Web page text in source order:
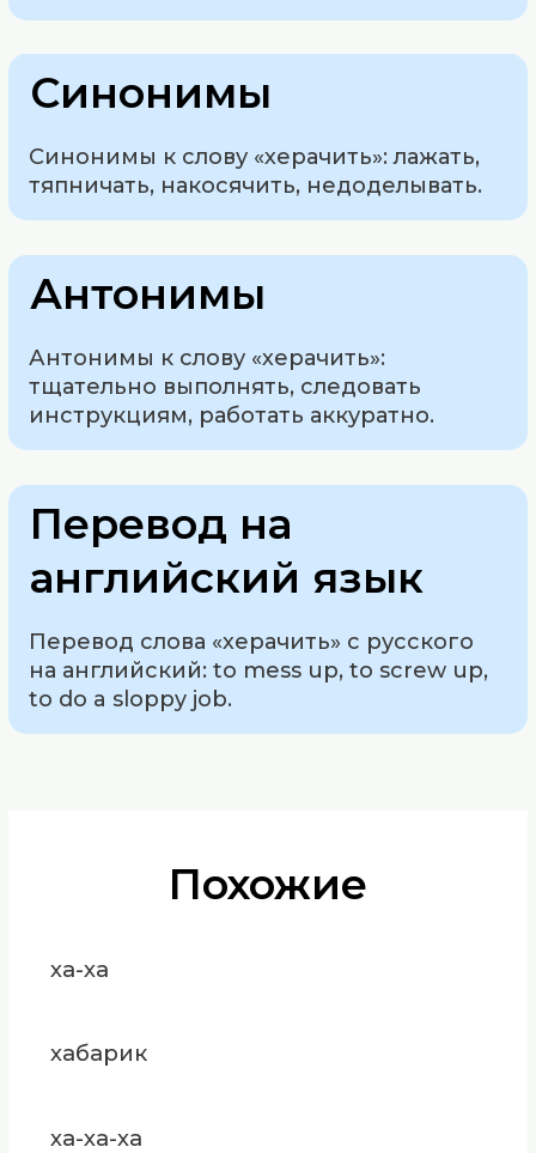
Синонимы
Синонимы к слову «херачить»: лажать,
тяпничать, накосячить, недоделывать.
Антонимы
Антонимы к слову «херачить»:
тщательно выполнять, следовать
инструкциям, работать аккуратно.
Перевод на
английский язык
Перевод слова «херачить» с русского
на английский: to mess up, to screw up,
to do a sloppy job.
Похожие
ха-ха
хабарик
ха-ха-ха